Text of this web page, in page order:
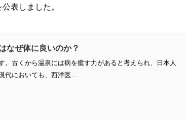
表しました。
なぜ体に良いのか？
。古くから温泉には病を癒す力があると考えられ、日本人
代においても、西洋医...